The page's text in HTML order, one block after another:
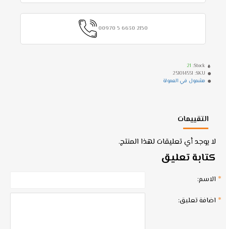
Stock:
21
SKU:
251014551
مشمول في العمولة
00970 5 6630 2150
التقييمات
لا يوجد أي تعليقات لهذا المنتج.
كتابة تعليق
الاسم:
اضافة تعليق: